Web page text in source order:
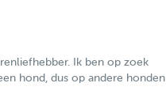
Ik ben op zoek
hond, dus op andere honden